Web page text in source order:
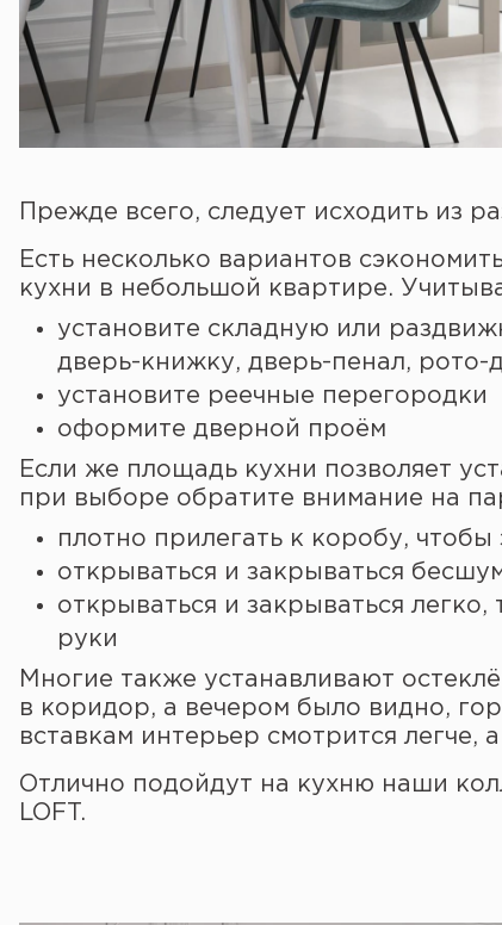
Прежде всего, следует исходить из
Есть несколько вариантов
кухни в небольшой квартире.
установите складную или
дверь-книжку, дверь-пенал,
установите реечные перегородки
оформите дверной проём
Если же площадь кухни позволяет
при выборе обратите внимание на
плотно прилегать к коробу,
открываться и закрываться
открываться и закрываться
руки
Многие также устанавливают
в коридор, а вечером было видно,
вставкам интерьер смотрится легче,
Отлично подойдут на кухню наши
LOFT.